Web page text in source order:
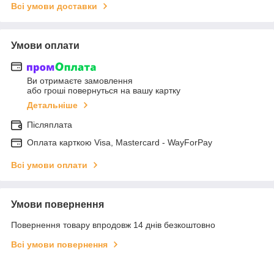
Всі умови доставки
Умови оплати
Ви отримаєте замовлення
або гроші повернуться на вашу картку
Детальніше
Післяплата
Оплата карткою Visa, Mastercard - WayForPay
Всі умови оплати
Умови повернення
Повернення товару впродовж 14 днів безкоштовно
Всі умови повернення